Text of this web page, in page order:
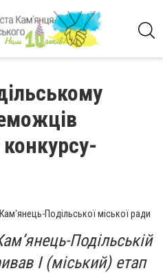
Подільської міської ради
Подільській
І (міський) етап